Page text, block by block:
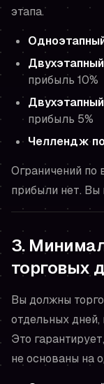
этапа.
прибыль 10%
прибыль 5%
Челлендж
Ограничений по
прибыли нет. Вы
3.
торговых
Вы должны
отдельных
Это
не основаны на